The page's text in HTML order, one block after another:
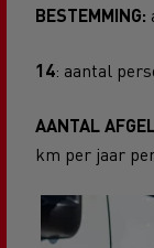
BESTEMMING:
14: aantal
AANTAL
km per jaar